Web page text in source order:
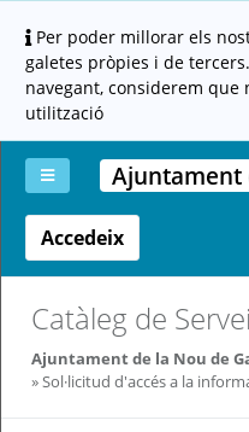
Per poder millorar els
galetes pròpies i de
navegant, considerem que
utilització
La
meva
carpeta
Aportar
documentació
Carpeta
ciutadana
(altres
administracions)
Altres
Ajuda
Ajuntament
Accedeix
Catàleg de
Ajuntament de la Nou de
Sol·licitud d'accés a la